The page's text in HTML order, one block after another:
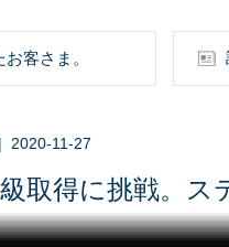
客さま。
2020-11-27
取得に挑戦。